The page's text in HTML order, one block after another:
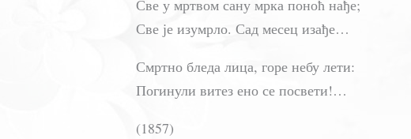
Све у мртвом сану мрка поноћ нађе;
Све је изумрло. Сад месец изађе…
Смртно бледа лица, горе небу лети:
Погинули витез ено се посвети!…
(1857)